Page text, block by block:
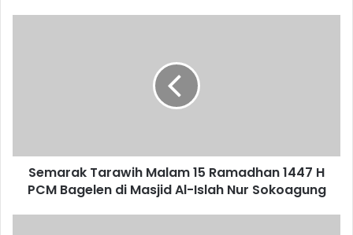
Bagelen
Masjid
Semarak Tarawih Malam 15 Ramadhan 1447 H
PCM Bagelen di Masjid Al-Islah Nur Sokoagung